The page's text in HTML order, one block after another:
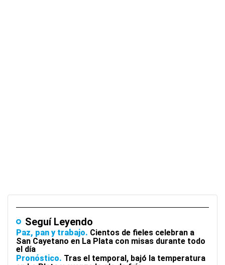
Seguí Leyendo
Paz, pan y trabajo Cientos de fieles celebran a
San Cayetano en La Plata con misas durante todo
el día
Pronóstico Tras el temporal, bajó la temperatura